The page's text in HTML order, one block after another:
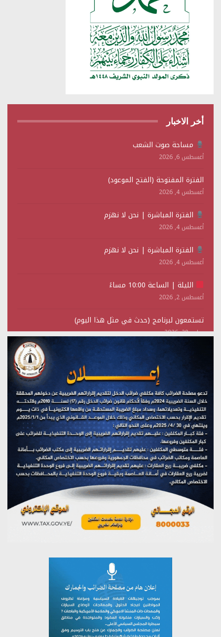
أخر الاخبار
مساحة صوت الشعب
أغسطس 6, 2026
الفترة المفتوحة (الفتح الموعود)
أغسطس 4, 2026
الفترة المباشرة | نحن لا نهزم
أغسطس 4, 2026
الفترة المباشرة | نحن لا نهزم
أغسطس 4, 2026
الليلة | الساعة 10:00 مساءً
أغسطس 2, 2026
تستمعون لبرنامج (حدث في مثل هذا اليوم)
يوليو 28, 2026
(نحن لا نهزم) بث مباشر
تستمعون لبرنامج (هندسة الوهم)
يوليو 28, 2026
مؤتمر صحفي لمركز عين الإنسانية حول جرائم تحالف العدوان
على اليمن
يوليو 27, 2026
تستمعون لبرنامج (مع السيد القائد)
يوليو 26, 2026